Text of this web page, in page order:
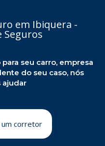
em Ibiquera -
Seguros
seu carro, empresa
do seu caso, nós
ajudar
um corretor